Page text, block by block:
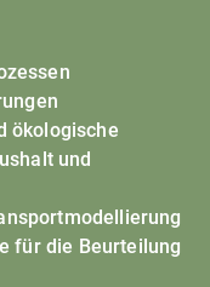
ökologische
und
für die Beurteilung